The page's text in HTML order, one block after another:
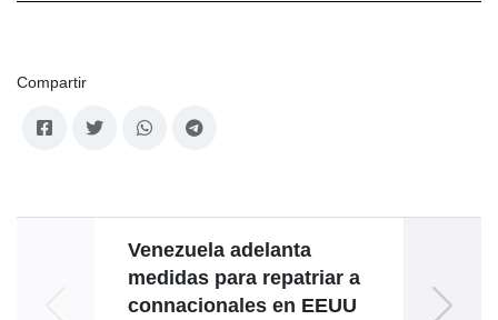
Compartir
Venezuela adelanta
medidas para repatriar a
connacionales en EEUU